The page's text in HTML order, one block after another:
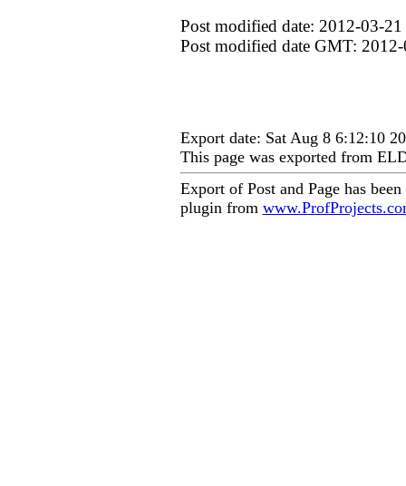
Post modified date: 2012-03-
Post modified date GMT:
Export date: Sat Aug 8 6:12:10
This page was exported from
Export of Post and Page has
plugin from